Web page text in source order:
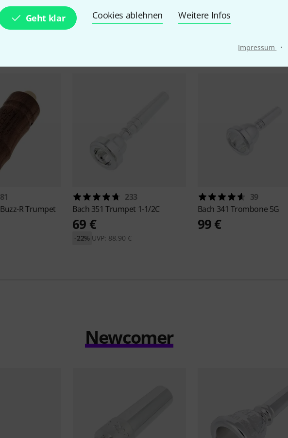
Geht klar Cookies ablehnen Weitere Infos
Impressum ·
81
Buzz-R Trumpet
233
Bach 351 Trumpet 1-1/2C
69 €
UVP: 88,90 €
-22%
39
Bach 341 Trombone 5G
99 €
Newcomer